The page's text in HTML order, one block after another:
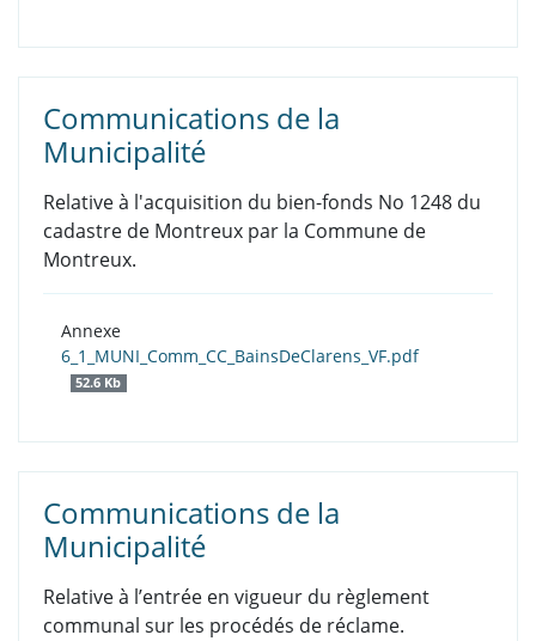
Communications de la
Municipalité
Relative à l'acquisition du bien-fonds No 1248 du
cadastre de Montreux par la Commune de
Montreux.
Annexe
6_1_MUNI_Comm_CC_BainsDeClarens_VF.pdf
52.6 Kb
Communications de la
Municipalité
Relative à l’entrée en vigueur du règlement
communal sur les procédés de réclame.